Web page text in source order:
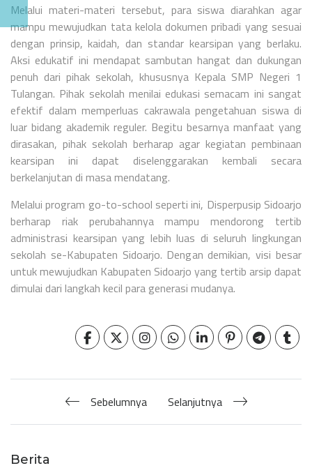
Melalui materi-materi tersebut, para siswa diarahkan agar
mampu mewujudkan tata kelola dokumen pribadi yang sesuai
dengan prinsip, kaidah, dan standar kearsipan yang berlaku.
Aksi edukatif ini mendapat sambutan hangat dan dukungan
penuh dari pihak sekolah, khususnya Kepala SMP Negeri 1
Tulangan. Pihak sekolah menilai edukasi semacam ini sangat
efektif dalam memperluas cakrawala pengetahuan siswa di
luar bidang akademik reguler. Begitu besarnya manfaat yang
dirasakan, pihak sekolah berharap agar kegiatan pembinaan
kearsipan ini dapat diselenggarakan kembali secara
berkelanjutan di masa mendatang.
Melalui program go-to-school seperti ini, Disperpusip Sidoarjo
berharap riak perubahannya mampu mendorong tertib
administrasi kearsipan yang lebih luas di seluruh lingkungan
sekolah se-Kabupaten Sidoarjo. Dengan demikian, visi besar
untuk mewujudkan Kabupaten Sidoarjo yang tertib arsip dapat
dimulai dari langkah kecil para generasi mudanya.
Sebelumnya Selanjutnya
Berita